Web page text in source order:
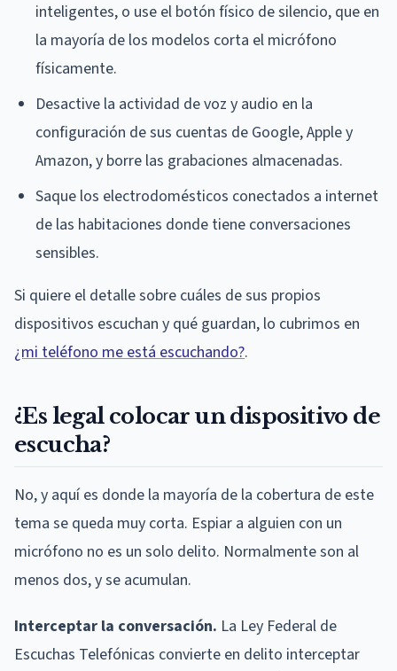
inteligentes, o use el botón físico de silencio, que en
la mayoría de los modelos corta el micrófono
físicamente.
Desactive la actividad de voz y audio en la
configuración de sus cuentas de Google, Apple y
Amazon, y borre las grabaciones almacenadas.
Saque los electrodomésticos conectados a internet
de las habitaciones donde tiene conversaciones
sensibles.
Si quiere el detalle sobre cuáles de sus propios
dispositivos escuchan y qué guardan, lo cubrimos en
¿mi teléfono me está escuchando?.
¿Es legal colocar un dispositivo de
escucha?
No, y aquí es donde la mayoría de la cobertura de este
tema se queda muy corta. Espiar a alguien con un
micrófono no es un solo delito. Normalmente son al
menos dos, y se acumulan.
Interceptar la conversación. La Ley Federal de
Escuchas Telefónicas convierte en delito interceptar